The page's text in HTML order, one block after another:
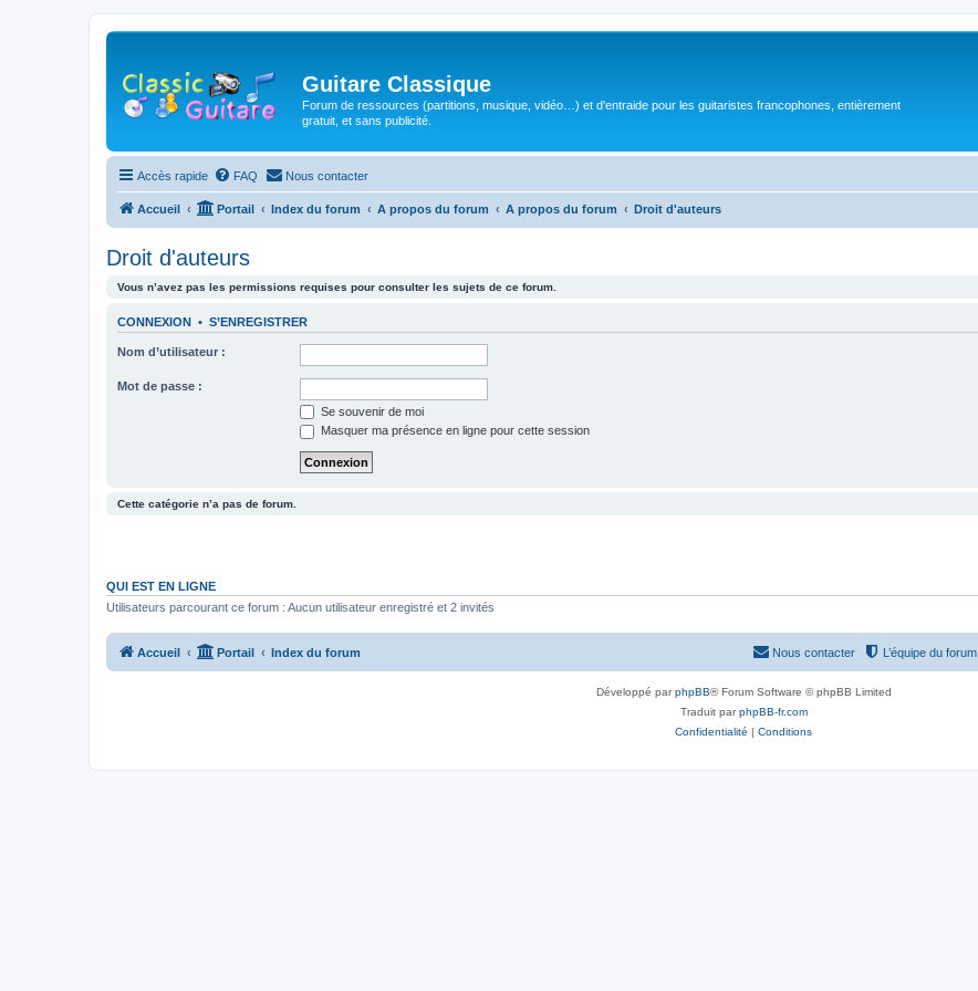
Guitare Classique
Forum de ressources (partitions, musique, vidéo…) et d'entraide pour les guitaristes francophones, entièrement
gratuit, et sans publicité.
Accès rapide FAQ Nous contacter
Accueil Portail Index du forum A propos du forum A propos du forum Droit d'auteurs
Droit d'auteurs
Vous n’avez pas les permissions requises pour consulter les sujets de ce forum.
CONNEXION • S’ENREGISTRER
Nom d’utilisateur :
Mot de passe :
Se souvenir de moi
Masquer ma présence en ligne pour cette session
Cette catégorie n’a pas de forum.
QUI EST EN LIGNE
Utilisateurs parcourant ce forum : Aucun utilisateur enregistré et 2 invités
Accueil Portail Index du forum L’équipe du forum
Nous contacter
Développé parphpBB® Forum Software © phpBB Limited
Traduit parphpBB-fr.com
Confidentialité | Conditions